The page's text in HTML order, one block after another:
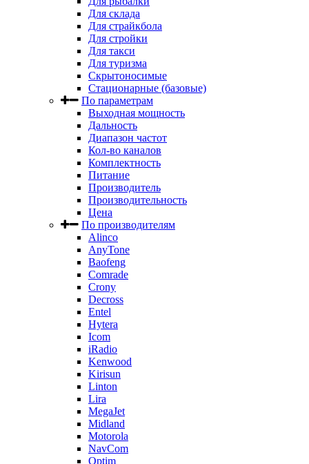
Для склада
Для страйкбола
Для стройки
Для такси
Для туризма
Скрытоносимые
Стационарные (базовые)
По параметрам
Выходная мощность
Дальность
Диапазон частот
Кол-во каналов
Комплектность
Питание
Производитель
Производительность
Цена
По производителям
Alinco
AnyTone
Baofeng
Comrade
Crony
Decross
Entel
Hytera
Icom
iRadio
Kenwood
Kirisun
Linton
Lira
MegaJet
Midland
Motorola
NavCom
Optim